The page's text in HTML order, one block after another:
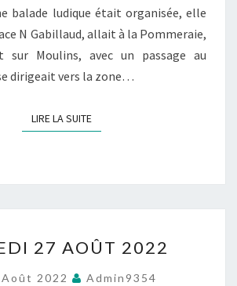
balade ludique était organisée, elle
N Gabillaud, allait à la Pommeraie,
sur Moulins, avec un passage au
dirigeait vers la zone…
LIRE LA SUITELIRE LA SUITE
27
AOÛT
27 AOÛT 2022
2022 Admin9354